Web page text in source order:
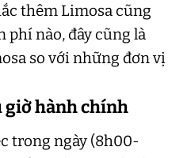
thêm Limosa cũng
nào, đây cũng là
so với những đơn vị
giờ hành chính
trong ngày (8h00-